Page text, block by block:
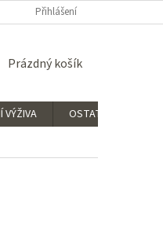
OSOBNÍCH ÚDAJŮ
Přihlášení
NÁKUPNÍ
Prázdný košík
VÝŽIVA OSTATNÍ